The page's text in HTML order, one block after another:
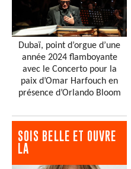
Dubaï, point d’orgue d’une
année 2024 flamboyante
avec le Concerto pour la
paix d’Omar Harfouch en
présence d’Orlando Bloom
SOIS BELLE ET OUVRE
LA